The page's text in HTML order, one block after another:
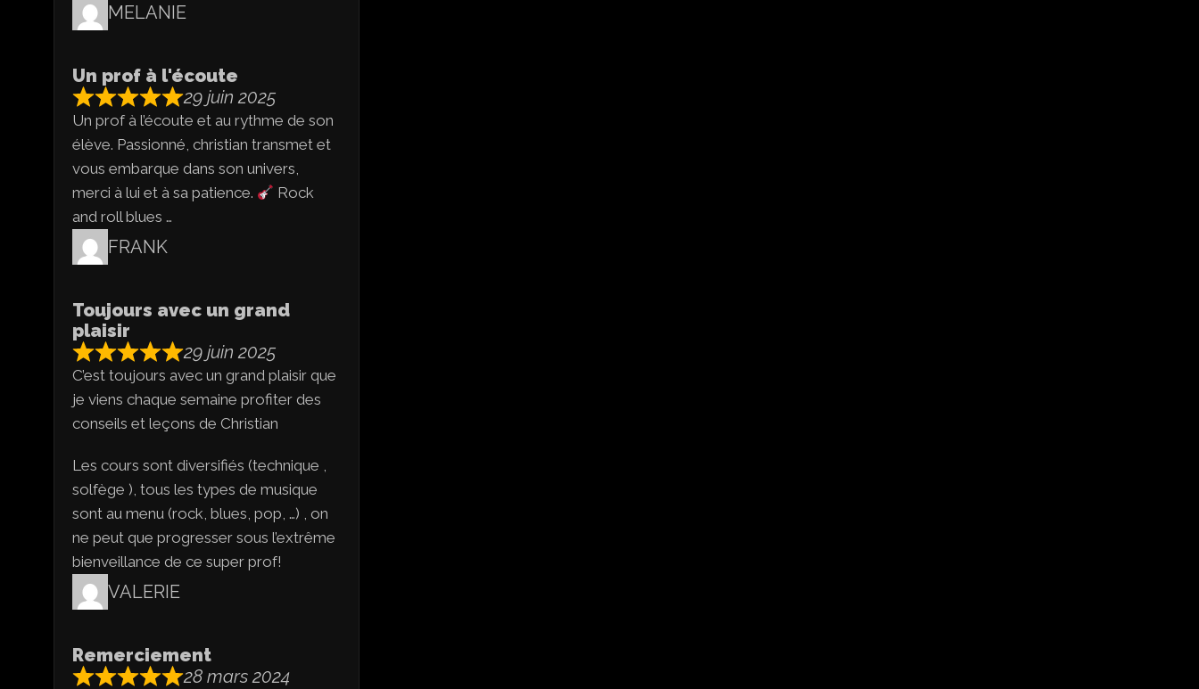
MELANIE
Un prof à l'écoute
29 juin 2025
Un prof à l’écoute et au rythme de son
élève. Passionné, christian transmet et
vous embarque dans son univers,
merci à lui et à sa patience.
Rock
and roll blues …
FRANK
Toujours avec un grand
plaisir
29 juin 2025
C’est toujours avec un grand plaisir que
je viens chaque semaine profiter des
conseils et leçons de Christian
Les cours sont diversifiés (technique ,
solfège ), tous les types de musique
sont au menu (rock, blues, pop, …) , on
ne peut que progresser sous l’extrême
bienveillance de ce super prof!
VALERIE
Remerciement
28 mars 2024